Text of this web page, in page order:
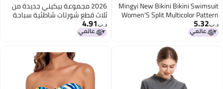
Mingyi New Bikini Bikini Swimsuit
Women'S Split Multicolor Pattern
Mesh Skirt Three-Piece Set
د.ب‏5.32
2026 مجموعة بيكيني جديدة من
ثلاث قطع شورتات شاطئية سباحة
للنساء
د.ب‏4.91